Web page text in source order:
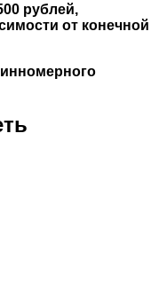
рублей,
от конечной